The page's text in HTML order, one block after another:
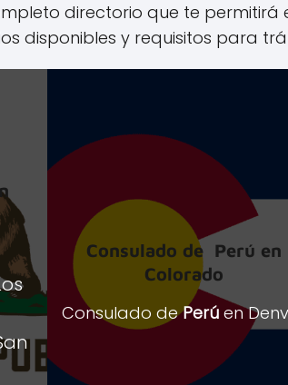
directorio que te
disponibles y requisitos para
Consulado de Perú en
Colorado
Consulado dePerú en